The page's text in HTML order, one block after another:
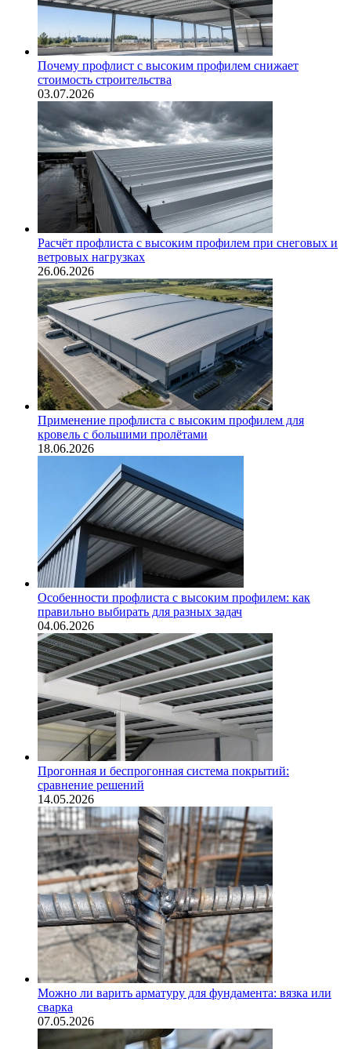
Почему профлист с высоким профилем снижает
стоимость строительства
03.07.2026
Расчёт профлиста с высоким профилем при снеговых и
ветровых нагрузках
26.06.2026
Применение профлиста с высоким профилем для
кровель с большими пролётами
18.06.2026
Особенности профлиста с высоким профилем: как
правильно выбирать для разных задач
04.06.2026
Прогонная и беспрогонная система покрытий:
сравнение решений
14.05.2026
Можно ли варить арматуру для фундамента: вязка или
сварка
07.05.2026